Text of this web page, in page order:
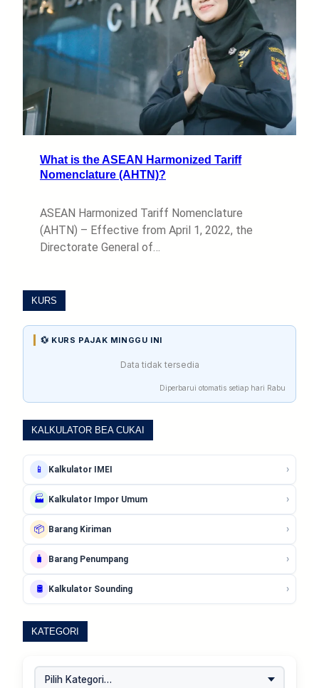
What is the ASEAN Harmonized Tariff
Nomenclature (AHTN)?
ASEAN Harmonized Tariff Nomenclature
(AHTN) – Effective from April 1, 2022, the
Directorate General of…
KURS
💱 KURS PAJAK MINGGU INI
Data tidak tersedia
Diperbarui otomatis setiap hari Rabu
KALKULATOR BEA CUKAI
📱 Kalkulator IMEI ›
🏭 Kalkulator Impor Umum ›
📦 Barang Kiriman ›
🧳 Barang Penumpang ›
🛢️ Kalkulator Sounding ›
KATEGORI